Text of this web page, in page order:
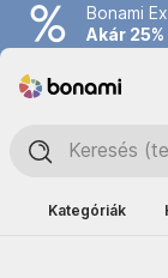
Bonami
Akár
Kategóriák